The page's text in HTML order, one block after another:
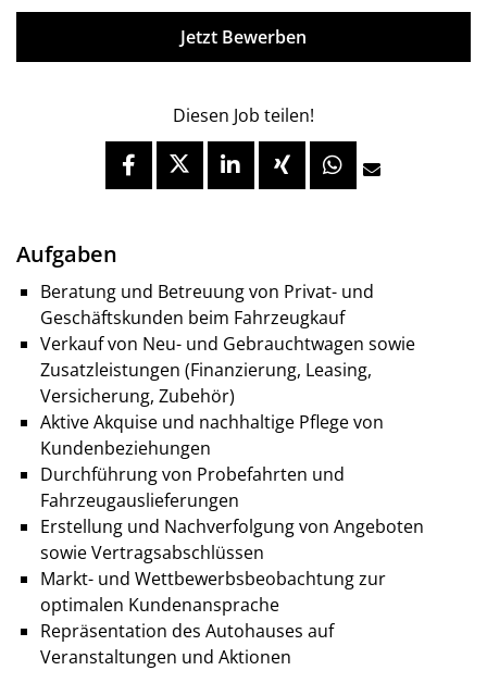
Jetzt Bewerben
Diesen Job teilen!
Aufgaben
Beratung und Betreuung von Privat- und
Geschäftskunden beim Fahrzeugkauf
Verkauf von Neu- und Gebrauchtwagen sowie
Zusatzleistungen (Finanzierung, Leasing,
Versicherung, Zubehör)
Aktive Akquise und nachhaltige Pflege von
Kundenbeziehungen
Durchführung von Probefahrten und
Fahrzeugauslieferungen
Erstellung und Nachverfolgung von Angeboten
sowie Vertragsabschlüssen
Markt- und Wettbewerbsbeobachtung zur
optimalen Kundenansprache
Repräsentation des Autohauses auf
Veranstaltungen und Aktionen